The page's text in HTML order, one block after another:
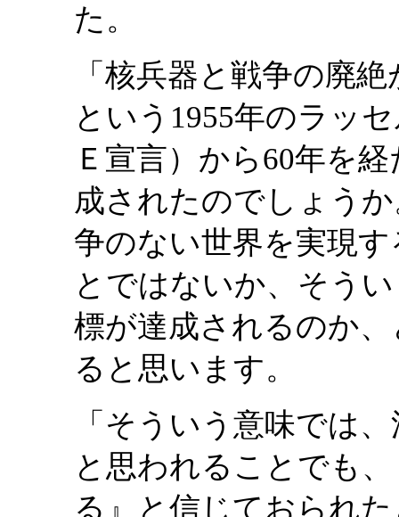
た。
「核兵器と戦争の廃
という1955年のラッ
Ｅ宣言）から60年を
成されたのでしょう
争のない世界を実現
とではないか、そう
標が達成されるのか
ると思います。
「そういう意味では
と思われることでも
る』と信じておられ